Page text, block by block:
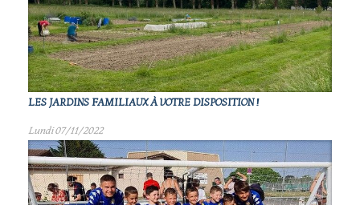
LES JARDINS FAMILIAUX À VOTRE DISPOSITION !
Lundi 07/11/2022